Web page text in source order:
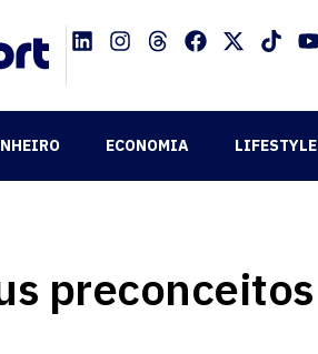
ECONOMIA LIFESTYLE
preconceitos